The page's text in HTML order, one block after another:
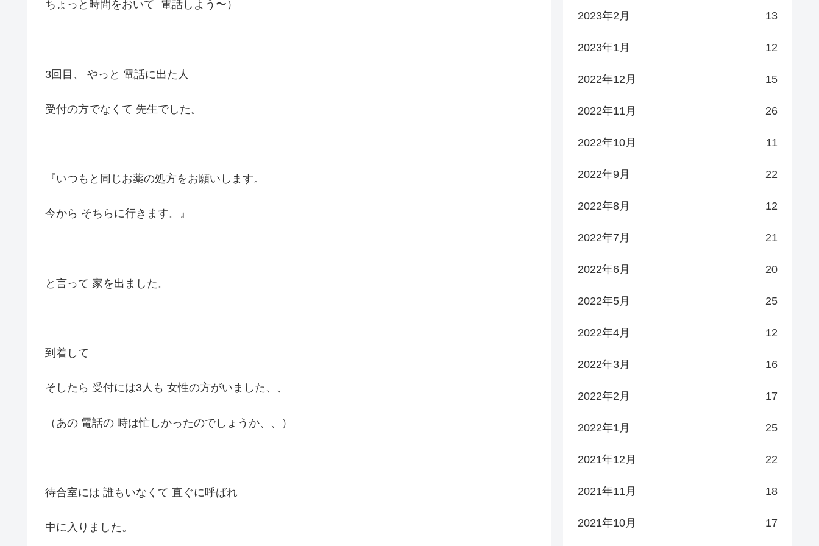
ちょっと時間をおいて 電話しよう〜）
3回目、 やっと 電話に出た人
受付の方でなくて 先生でした。
『いつもと同じお薬の処方をお願いします。
今から そちらに行きます。』
と言って 家を出ました。
到着して
そしたら 受付には3人も 女性の方がいました、、
（あの 電話の 時は忙しかったのでしょうか、、）
待合室には 誰もいなくて 直ぐに呼ばれ
中に入りました。
2023年2月 13
2023年1月 12
2022年12月 15
2022年11月 26
2022年10月 11
2022年9月 22
2022年8月 12
2022年7月 21
2022年6月 20
2022年5月 25
2022年4月 12
2022年3月 16
2022年2月 17
2022年1月 25
2021年12月 22
2021年11月 18
2021年10月 17